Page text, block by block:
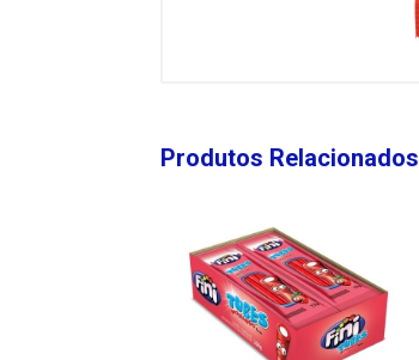
Produtos Relacionados